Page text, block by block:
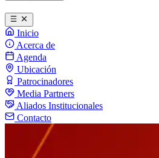
Inicio
Acerca de
Agenda
Ubicación
Patrocinadores
Media Partners
Aliados Institucionales
Contacto